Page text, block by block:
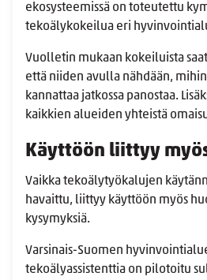
ekosysteemissä on toteutettu
tekoälykokeilua eri
Vuolletin mukaan kokeiluista
että niiden avulla nähdään,
kannattaa jatkossa panostaa.
kaikkien alueiden yhteistä
Käyttöön liittyy
Vaikkatekoälytyökalujen
havaittu, liittyy käyttöön myös
kysymyksiä.
Varsinais-Suomen
tekoälyassistenttia on pilotoitu